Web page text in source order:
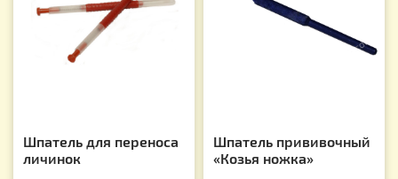
Шпатель для переноса
личинок
Шпатель прививочный
«Козья ножка»